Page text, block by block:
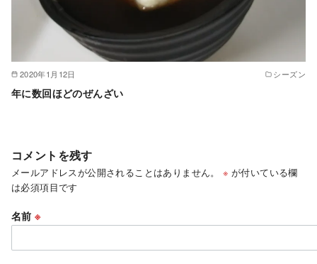
2020年1月12日 シーズン
年に数回ほどのぜんざい
コメントを残す
メールアドレスが公開されることはありません。 ※ が付いている欄
は必須項目です
名前※